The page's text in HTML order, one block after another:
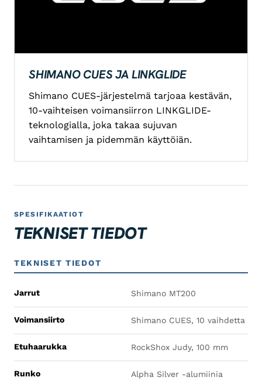
SHIMANO CUES JA LINKGLIDE
Shimano CUES-järjestelmä tarjoaa kestävän,
10-vaihteisen voimansiirron LINKGLIDE-
teknologialla, joka takaa sujuvan
vaihtamisen ja pidemmän käyttöiän.
SPESIFIKAATIOT
TEKNISET TIEDOT
TEKNISET TIEDOT
Jarrut Shimano MT200
Voimansiirto Shimano CUES, 10 vaihdetta
Etuhaarukka RockShox Judy, 100 mm
Runko Alpha Silver -alumiinia